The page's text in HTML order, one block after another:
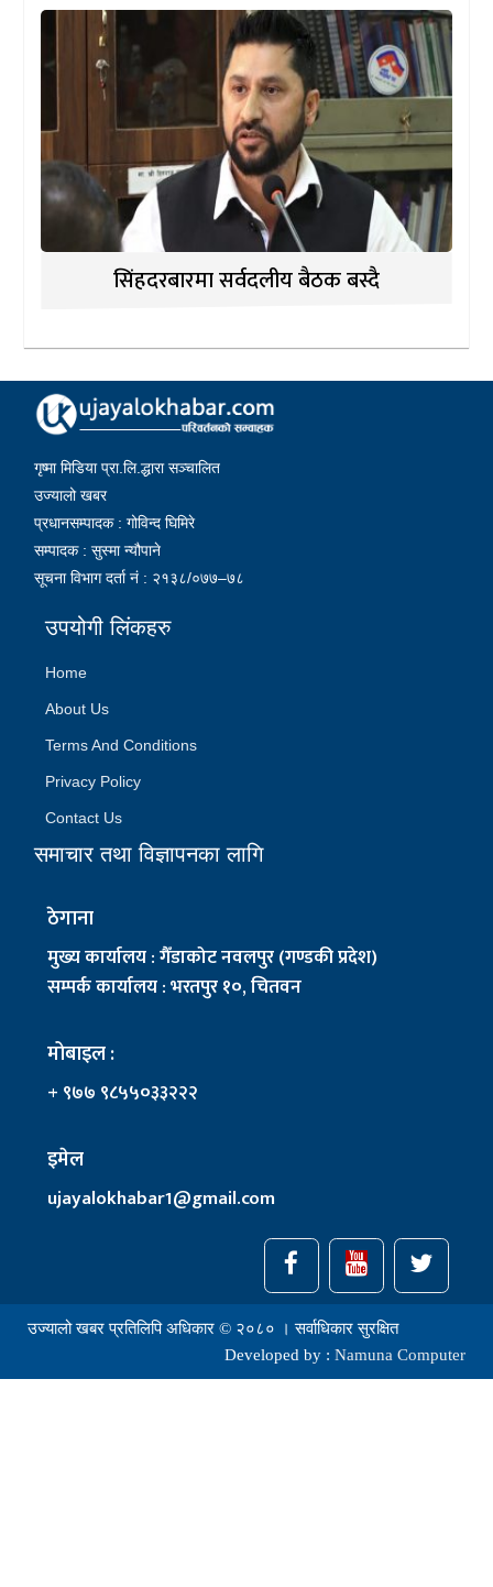
सिंहदरबारमा सर्वदलीय बैठक बस्दै
गृष्मा मिडिया प्रा.लि.द्धारा सञ्चालित
उज्यालो खबर
प्रधानसम्पादक : गोविन्द घिमिरे
सम्पादक : सुस्मा न्यौपाने
सूचना विभाग दर्ता नं : २१३८/०७७–७८
उपयोगी लिंकहरु
Home
About Us
Terms And Conditions
Privacy Policy
Contact Us
समाचार तथा विज्ञापनका लागि
ठेगाना
मुख्य कार्यालय : गैँडाकोट नवलपुर (गण्डकी प्रदेश)
सम्पर्क कार्यालय : भरतपुर १०, चितवन
मोबाइल :
+ ९७७ ९८५५०३३२२२
इमेल
ujayalokhabar1@gmail.com
उज्यालो खबर प्रतिलिपि अधिकार © २०८० । सर्वाधिकार सुरक्षित
Developed by : Namuna Computer